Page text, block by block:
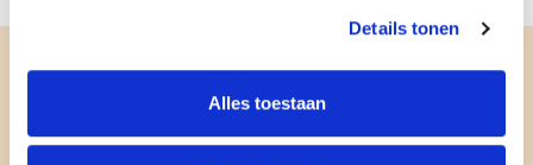
Details tonen
Alles toestaan
info